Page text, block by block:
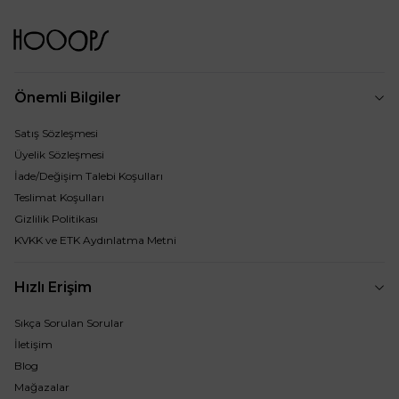
Önemli Bilgiler
Satış Sözleşmesi
Üyelik Sözleşmesi
İade/Değişim Talebi Koşulları
Teslimat Koşulları
Gizlilik Politikası
KVKK ve ETK Aydınlatma Metni
Hızlı Erişim
Sıkça Sorulan Sorular
İletişim
Blog
Mağazalar